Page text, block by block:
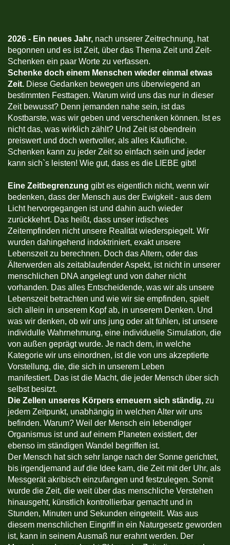
2026 - Ein neues Jahr, nach unserer Zeitrechnung, hat
begonnen und es ist Zeit, über das Thema Zeit und Zeit-
Schenken ein paar Worte zu verfassen.
Schenke doch einem Menschen wieder einmal etwas
Zeit. Diese Gedanken bewegen uns überwiegend an
bestimmten Festtagen. Warum wird uns das nur in dieser
Zeit bewusst? Denn jemanden nahe sein, ist das
Kostbarste, was wir geben und verschenken können. Ist es
nicht das, was wirklich zählt? Und Zeit ist obendrein
preiswert und doch wertvoller, als alles Käufliche.
Schenken kann zu jeder Zeit so einfach sein und jeder
kann sich`s leisten! Wie gut, dass es die LIEBE gibt!
Eine Zeitbegrenzung gibt es eigentlich nicht, wenn wir
bedenken, dass der Mensch aus der Ewigkeit - aus dem
Licht hervorgegangen ist und dahin auch wieder
zurückkehrt. Das heißt, dass unser irdisches
Zeitempfinden nicht unsere Realität wiederspiegelt. Wir
wurden dahingehend indoktriniert, exakt unsere
Lebenszeit zu berechnen. Doch das Altern, oder das
Älterwerden als zeitablaufender Aspekt, ist nicht in unserer
menschlichen DNA angelegt und von daher nicht
vorhanden. Das alles Entscheidende, was wir als unsere
Lebenszeit betrachten und wie wir sie empfinden, spielt
sich allein in unserem Kopf ab, in unserem Denken. Und
was wir denken, ob wir uns jung oder alt fühlen, ist unsere
individulle Wahrnehmung, eine individuelle Simulation, die
von außen geprägt wurde. Je nach dem, in welche
Kategorie wir uns einordnen, ist die von uns akzeptierte
Vorstellung, die, die sich in unserem Leben
manifestiert. Das ist die Macht, die jeder Mensch über sich
selbst besitzt.
Die Zellen unseres Körpers erneuern sich ständig, zu
jedem Zeitpunkt, unabhängig in welchen Alter wir uns
befinden. Warum? Weil der Mensch ein lebendiger
Organismus ist und auf einem Planeten existiert, der
ebenso im ständigen Wandel begriffen ist.
Der Mensch hat sich sehr lange nach der Sonne gerichtet,
bis irgendjemand auf die Idee kam, die Zeit mit der Uhr, als
Messgerät akribisch einzufangen und festzulegen. Somit
wurde die Zeit, die weit über das menschliche Verstehen
hinausgeht, künstlich kontrollierbar gemacht und in
Stunden, Minuten und Sekunden eingeteilt. Was aus
diesem menschlichen Eingriff in ein Naturgesetz geworden
ist, kann in seinem Ausmaß nur erahnt werden. Der